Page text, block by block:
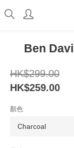
Ben
HK$299.00
HK$259.00
顏色